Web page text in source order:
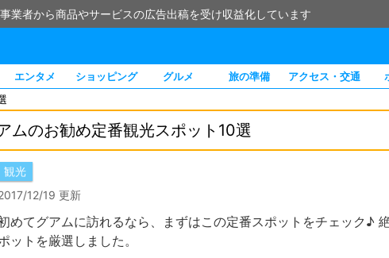
業者から商品やサービスの広告出稿を受け収益化しています
エンタメ ショッピング グルメ 旅の準備 アクセス・交通
ムのお勧め定番観光スポット10選
観光
12/19 更新
めてグアムに訪れるなら、まずはこの定番スポットをチェック♪
ットを厳選しました。